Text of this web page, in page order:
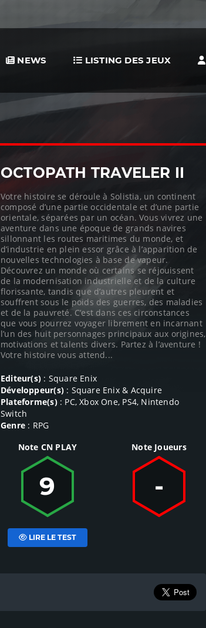
NEWS LISTING DES JEUX
OCTOPATH TRAVELER II
Votre histoire se déroule à Solistia, un continent
composé d’une partie occidentale et d’une partie
orientale, séparées par un océan. Vous vivrez une
aventure dans une époque de grands navires
sillonnant les routes maritimes du monde, et
d’industrie en plein essor grâce à l’apparition de
nouvelles technologies à base de vapeur.
Découvrez un monde où certains se réjouissent
de la modernisation industrielle et de la culture
florissante, tandis que d’autres pleurent et
souffrent sous le poids des guerres, des maladies
et de la pauvreté. C’est dans ces circonstances
que vous pourrez voyager librement en incarnant
l’un des huit personnages principaux aux origines,
motivations et talents divers. Partez à l’aventure !
Votre histoire vous attend...
Editeur(s) : Square Enix
Développeur(s): Square Enix & Acquire
Plateforme(s): PC, Xbox One, PS4, Nintendo
Switch
Genre : RPG
Note CN PLAY
9
LIRE LE TEST
Note Joueurs
-